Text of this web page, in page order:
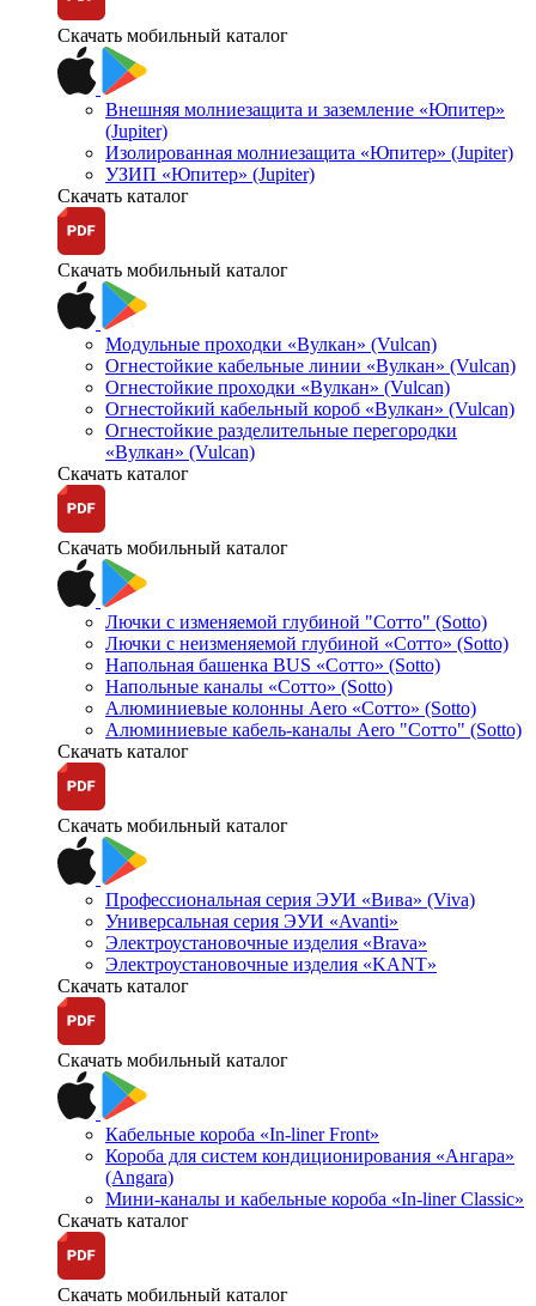
Скачать мобильный каталог
Внешняя молниезащита и заземление «Юпитер»
(Jupiter)
Изолированная молниезащита «Юпитер» (Jupiter)
УЗИП «Юпитер» (Jupiter)
Скачать каталог
Скачать мобильный каталог
Модульные проходки «Вулкан» (Vulcan)
Огнестойкие кабельные линии «Вулкан» (Vulcan)
Огнестойкие проходки «Вулкан» (Vulcan)
Огнестойкий кабельный короб «Вулкан» (Vulcan)
Огнестойкие разделительные перегородки
«Вулкан» (Vulcan)
Скачать каталог
Скачать мобильный каталог
Лючки с изменяемой глубиной "Сотто" (Sotto)
Лючки с неизменяемой глубиной «Сотто» (Sotto)
Напольная башенка BUS «Сотто» (Sotto)
Напольные каналы «Сотто» (Sotto)
Алюминиевые колонны Aero «Сотто» (Sotto)
Алюминиевые кабель-каналы Aero "Сотто" (Sotto)
Скачать каталог
Скачать мобильный каталог
Профессиональная серия ЭУИ «Вива» (Viva)
Универсальная серия ЭУИ «Avanti»
Электроустановочные изделия «Brava»
Электроустановочные изделия «KANT»
Скачать каталог
Скачать мобильный каталог
Кабельные короба «In-liner Front»
Короба для систем кондиционирования «Ангара»
(Angara)
Мини-каналы и кабельные короба «In-liner Classic»
Скачать каталог
Скачать мобильный каталог